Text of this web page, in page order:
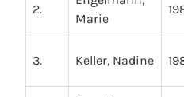
2.
Marie
3. Keller, Nadine